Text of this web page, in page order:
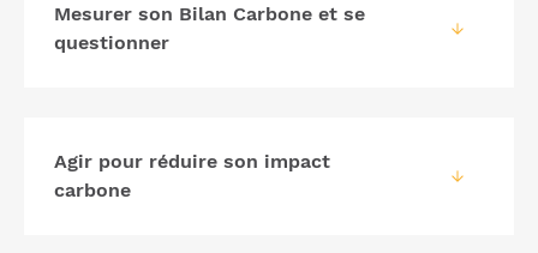
Mesurer son Bilan Carbone et se
questionner
Agir pour réduire son impact
carbone